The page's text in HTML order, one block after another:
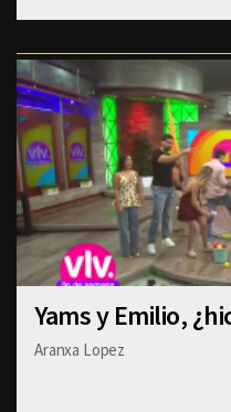
Yams y Emilio,
Aranxa Lopez